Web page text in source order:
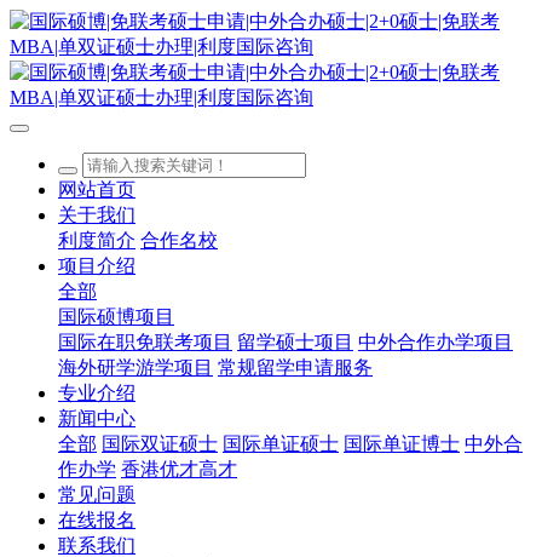
网站首页
关于我们
利度简介 合作名校
项目介绍
全部
国际硕博项目
国际在职免联考项目 留学硕士项目 中外合作办学项目
海外研学游学项目 常规留学申请服务
专业介绍
新闻中心
全部 国际双证硕士 国际单证硕士 国际单证博士 中外合
作办学 香港优才高才
常见问题
在线报名
联系我们